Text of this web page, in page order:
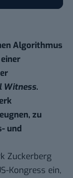
Algorithmus
Witness.
zu
und
Zuckerberg
Kongress ein,